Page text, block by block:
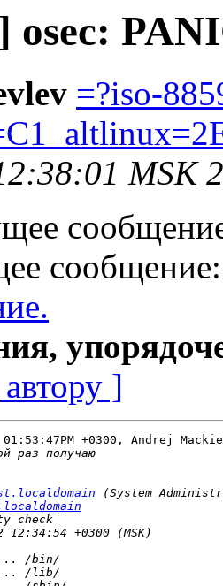
osec:
=?iso-
MSK
]
+0300, Andrej